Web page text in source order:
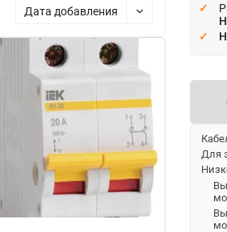
Дата добавления
Для